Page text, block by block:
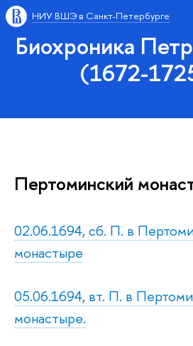
НИУ ВШЭ в Санкт-Петербурге
Биохроника
(1672-
Пертоминский
02.06.1694, сб. П. в
монастыре
05.06.1694, вт. П. в
монастыре.